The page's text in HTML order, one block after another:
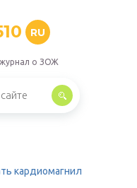
RU
о ЗОЖ
кардиомагнил